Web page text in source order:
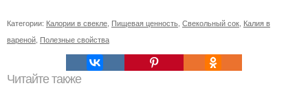
Категории: Калории в свекле Пищевая ценность Свекольный сок Калия в
вареной Полезные свойства
Читайте также